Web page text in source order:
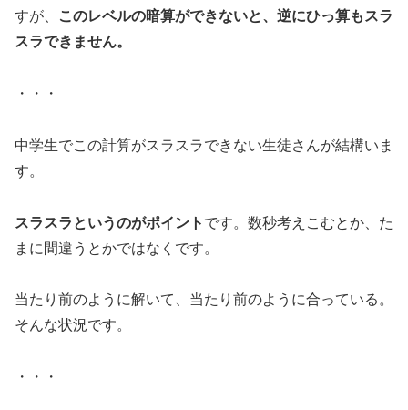
すが、
このレベルの暗算ができないと、逆にひっ算もスラ
スラできません。
・・・
中学生でこの計算がスラスラできない生徒さんが結構いま
す。
スラスラというのがポイント です。数秒考えこむとか、た
まに間違うとかではなくです。
当たり前のように解いて、当たり前のように合っている。
そんな状況です。
・・・